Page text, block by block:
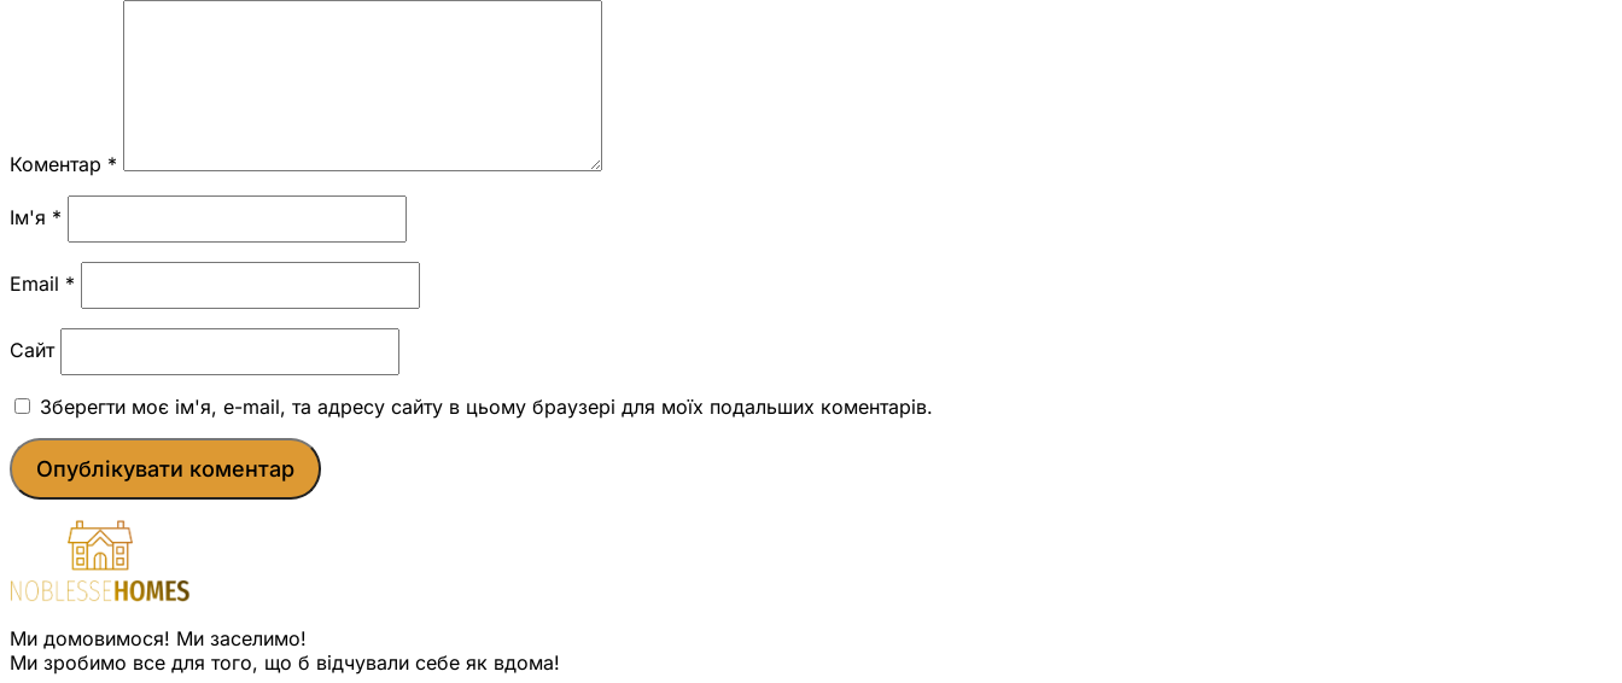
Коментар *
Ім'я *
Email *
Сайт
Зберегти моє ім'я, e-mail, та адресу сайту в цьому браузері для моїх подальших коментарів.
Ми домовимося! Ми заселимо!
Ми зробимо все для того, що б відчували себе як вдома!